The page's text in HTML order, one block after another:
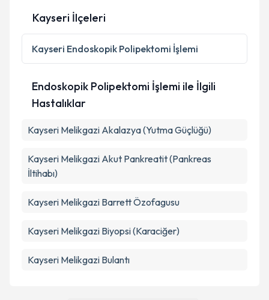
Kişisel verilerimin işlenmesine ilişkin
Metni'ni okudum ve kişisel verilerimin belirtilen
kapsamda işlenmesini kabul ediyorum.
Takvim Talebini Gönder
Kayseri İlçeleri
Kayseri Endoskopik Polipektomi İşlemi
Endoskopik Polipektomi İşlemi ile İlgili
Hastalıklar
Kayseri Melikgazi Akalazya (Yutma Güçlüğü)
Kayseri Melikgazi Akut Pankreatit (Pankreas
İltihabı)
Kayseri Melikgazi Barrett Özofagusu
Kayseri Melikgazi Biyopsi (Karaciğer)
Kayseri Melikgazi Bulantı